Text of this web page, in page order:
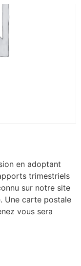
en adoptant
trimestriels
sur notre site
Une carte postale
vous sera